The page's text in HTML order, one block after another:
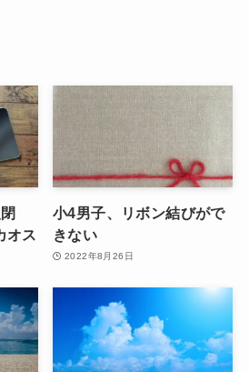
オス
小4男子、リボン結びがで
きない
2022年8月26日